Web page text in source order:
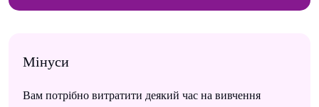
Мінуси
Вам потрібно витратити деякий час на вивчення